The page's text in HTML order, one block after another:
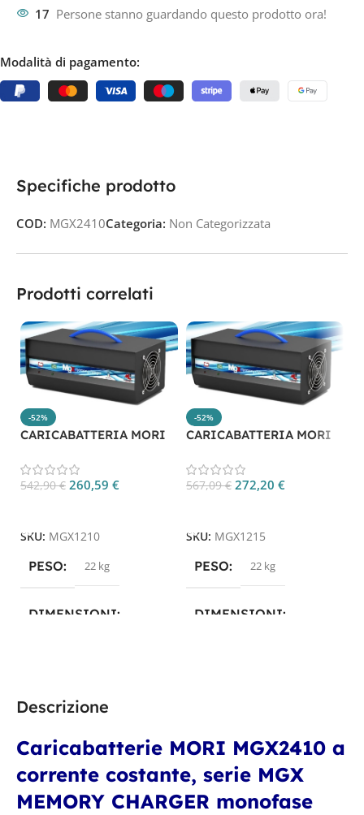
17 Persone stanno guardando questo prodotto ora!
Modalità di pagamento:
Descrizione
Caricabatterie MORI MGX2410 a
corrente costante, serie MGX
MEMORY CHARGER monofase
Specifiche prodotto
COD: MGX2410Categoria: Non Categorizzata
Prodotti correlati
-52%
CARICABATTERIA MORI
542,90€ 260,59 €
SKU: MGX1210
PESO 22 kg
DIMENSIONI
-52%
CARICABATTERIA MORI
567,09€ 272,20 €
SKU: MGX1215
PESO 22 kg
DIMENSIONI